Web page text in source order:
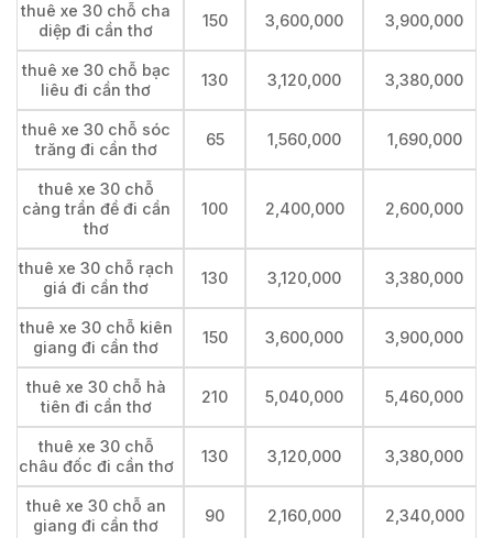
thuê xe 30 chỗ cha
diệp đi cần thơ
150 3,600,000 3,900,000
thuê xe 30 chỗ bạc
liêu đi cần thơ
130 3,120,000 3,380,000
thuê xe 30 chỗ sóc
trăng đi cần thơ
65 1,560,000 1,690,000
thuê xe 30 chỗ
cảng trần đề đi cần
thơ
100 2,400,000 2,600,000
thuê xe 30 chỗ rạch
giá đi cần thơ
130 3,120,000 3,380,000
thuê xe 30 chỗ kiên
giang đi cần thơ
150 3,600,000 3,900,000
thuê xe 30 chỗ hà
tiên đi cần thơ
210 5,040,000 5,460,000
thuê xe 30 chỗ
châu đốc đi cần thơ
130 3,120,000 3,380,000
thuê xe 30 chỗ an
giang đi cần thơ
90 2,160,000 2,340,000